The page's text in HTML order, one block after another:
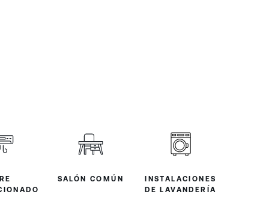
SALÓN COMÚN
INSTALACIONES
DE LAVANDERÍA